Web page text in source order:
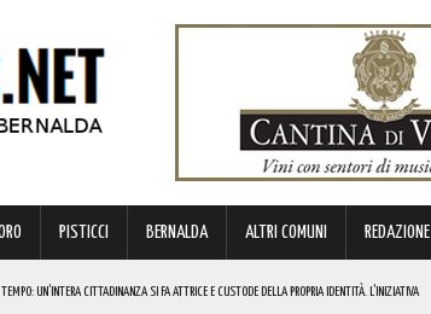
PISTICCI BERNALDA ALTRI COMUNI REDAZIONE
UN’INTERA CITTADINANZA SI FA ATTRICE E CUSTODE DELLA PROPRIA IDENTITÀ. L’INIZIATIVA